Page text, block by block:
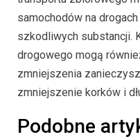
samochodów na
szkodliwych substancji.
drogowego mogą
zmniejszenia
zmniejszenie korków i
Podobne